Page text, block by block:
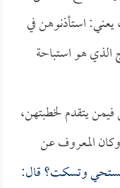
استأذنوهن في
الذي هو استباحة
يتقدم لخطبتهن،
المعروف عن
تستحي وتسكت؟ قال: